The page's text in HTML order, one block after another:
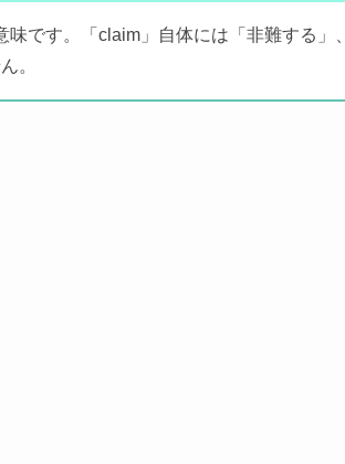
です。「claim」自体には「非難する」、
。